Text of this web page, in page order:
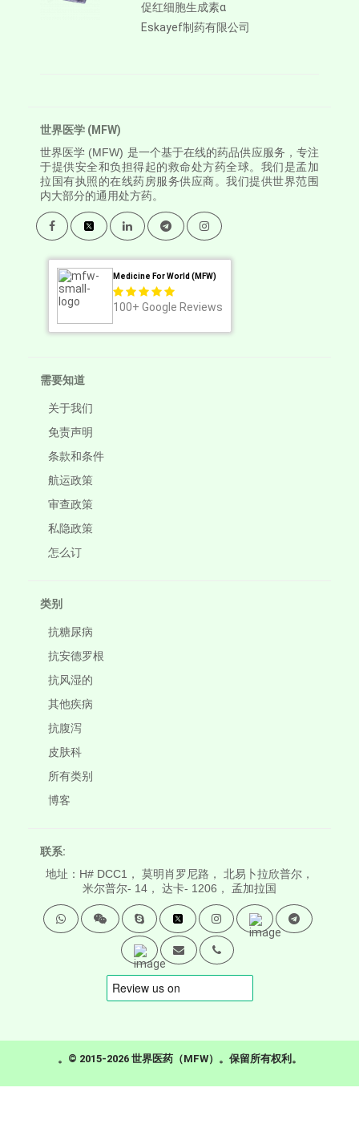
促红细胞生成素α
Eskayef制药有限公司
世界医学 (MFW)
世界医学 (MFW) 是一个基于在线的药品供应服务，专注
于提供安全和负担得起的救命处方药全球。我们是孟加
拉国有执照的在线药房服务供应商。我们提供世界范围
内大部分的通用处方药。
Medicine For World (MFW)
100+ Google Reviews
需要知道
关于我们
免责声明
条款和条件
航运政策
审查政策
私隐政策
怎么订
类别
抗糖尿病
抗安德罗根
抗风湿的
其他疾病
抗腹泻
皮肤科
所有类别
博客
联系:
地址：H# DCC1， 莫明肖罗尼路， 北易卜拉欣普尔，
米尔普尔- 14， 达卡- 1206， 孟加拉国
。© 2015-2026 世界医药（MFW）。保留所有权利。